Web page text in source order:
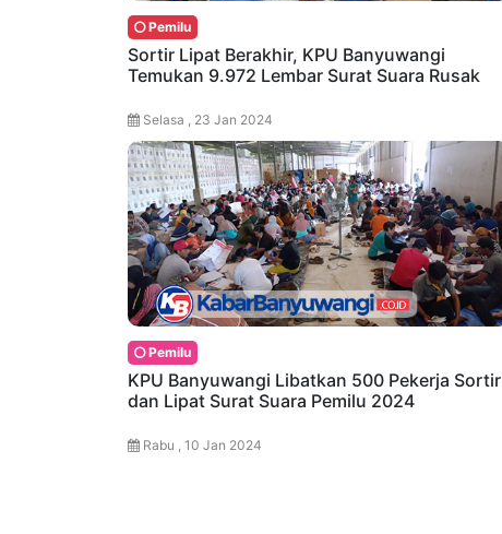
Pemilu
Sortir Lipat Berakhir, KPU Banyuwangi
Temukan 9.972 Lembar Surat Suara Rusak
Selasa , 23 Jan 2024
Pemilu
KPU Banyuwangi Libatkan 500 Pekerja Sortir
dan Lipat Surat Suara Pemilu 2024
Rabu , 10 Jan 2024